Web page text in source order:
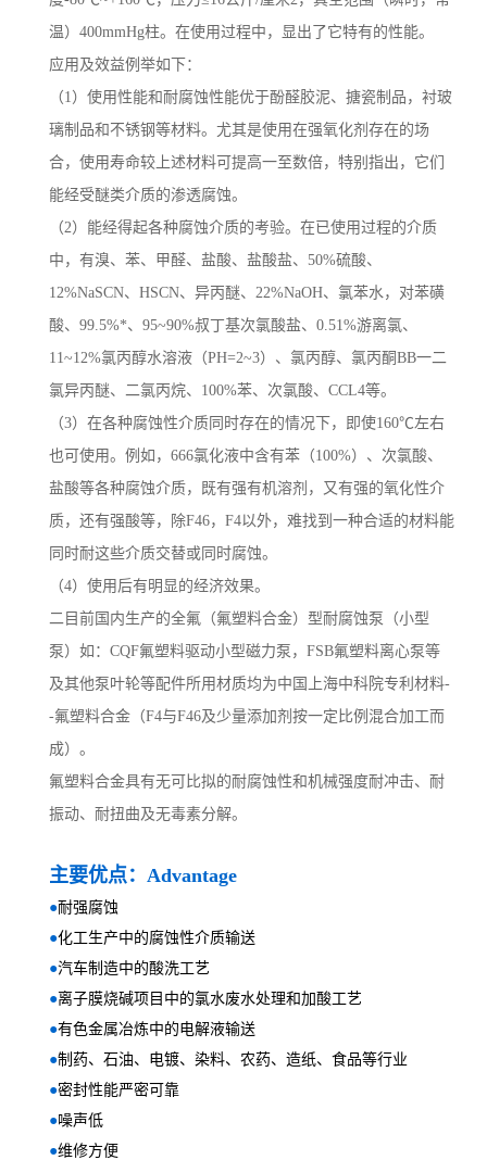
温）400mmHg柱。在使用过程中，显出了它特有的性能。
应用及效益例举如下：
（1）使用性能和耐腐蚀性能优于酚醛胶泥、搪瓷制品，衬玻
璃制品和不锈钢等材料。尤其是使用在强氧化剂存在的场
合，使用寿命较上述材料可提高一至数倍，特别指出，它们
能经受醚类介质的渗透腐蚀。
（2）能经得起各种腐蚀介质的考验。在已使用过程的介质
中，有溴、苯、甲醛、盐酸、盐酸盐、50%硫酸、
12%NaSCN、HSCN、异丙醚、22%NaOH、氯苯水，对苯磺
酸、99.5%*、95~90%叔丁基次氯酸盐、0.51%游离氯、
11~12%氯丙醇水溶液（PH=2~3）、氯丙醇、氯丙酮BB一二
氯异丙醚、二氯丙烷、100%苯、次氯酸、CCL4等。
（3）在各种腐蚀性介质同时存在的情况下，即使160℃左右
也可使用。例如，666氯化液中含有苯（100%）、次氯酸、
盐酸等各种腐蚀介质，既有强有机溶剂，又有强的氧化性介
质，还有强酸等，除F46，F4以外，难找到一种合适的材料能
同时耐这些介质交替或同时腐蚀。
（4）使用后有明显的经济效果。
二目前国内生产的全氟（氟塑料合金）型耐腐蚀泵（小型
泵）如：CQF氟塑料驱动小型磁力泵，FSB氟塑料离心泵等
及其他泵叶轮等配件所用材质均为中国上海中科院专利材料-
-氟塑料合金（F4与F46及少量添加剂按一定比例混合加工而
成）。
氟塑料合金具有无可比拟的耐腐蚀性和机械强度耐冲击、耐
振动、耐扭曲及无毒素分解。
主要优点：Advantage
●耐强腐蚀
●化工生产中的腐蚀性介质输送
●汽车制造中的酸洗工艺
●离子膜烧碱项目中的氯水废水处理和加酸工艺
●有色金属冶炼中的电解液输送
●制药、石油、电镀、染料、农药、造纸、食品等行业
●密封性能严密可靠
●噪声低
●维修方便